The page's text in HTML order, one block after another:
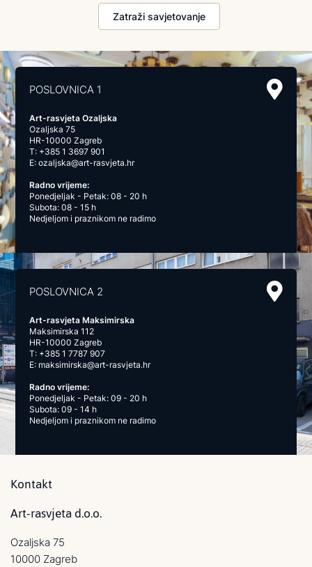
Zatraži savjetovanje
POSLOVNICA 1
Art-rasvjeta Ozaljska
Ozaljska 75
HR-10000 Zagreb
T: +385 1 3697 901
E:ozaljska@art-rasvjeta.hr
Radno vrijeme:
Ponedjeljak - Petak: 08 - 20 h
Subota: 08 - 15 h
Nedjeljom i praznikom ne radimo
POSLOVNICA 2
Art-rasvjeta Maksimirska
Maksimirska 112
HR-10000 Zagreb
T: +385 1 7787 907
E: maksimirska@art-rasvjeta.hr
Radno vrijeme:
Ponedjeljak - Petak: 09 - 20 h
Subota: 09 - 14 h
Nedjeljom i praznikom ne radimo
Kontakt
Art-rasvjeta d.o.o.
Ozaljska 75
10000 Zagreb